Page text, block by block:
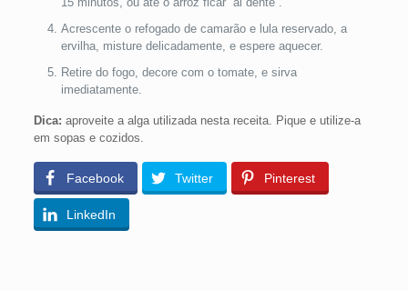
Acrescente o refogado de camarão e lula reservado, a
ervilha, misture delicadamente, e espere aquecer.
Retire do fogo, decore com o tomate, e sirva
imediatamente.
Dica: aproveite a alga utilizada nesta receita. Pique e utilize-a
em sopas e cozidos.
Facebook Twitter Pinterest
LinkedIn